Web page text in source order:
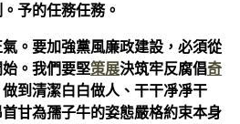
予的任務任務。
。要加強黨風廉政建設，必須從
。我們要堅策展決筑牢反腐倡奇
到清潔白白做人、干干凈凈干
甘為孺子牛的姿態嚴格約束本身